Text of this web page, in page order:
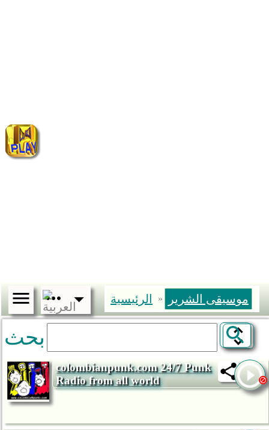
الرئيسية » موسيقى الشرير
بحث
colombianpunk.com 24/7 Punk
Radio from all world